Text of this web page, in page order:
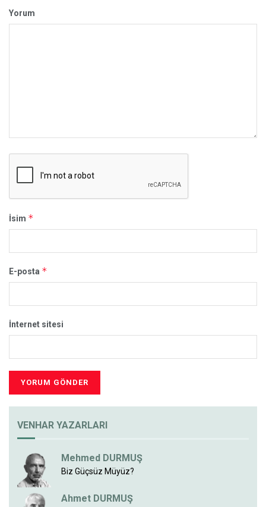
Yorum
İsim *
E-posta *
İnternet sitesi
VENHAR YAZARLARI
Mehmed DURMUŞ
Biz Güçsüz Müyüz?
Ahmet DURMUŞ